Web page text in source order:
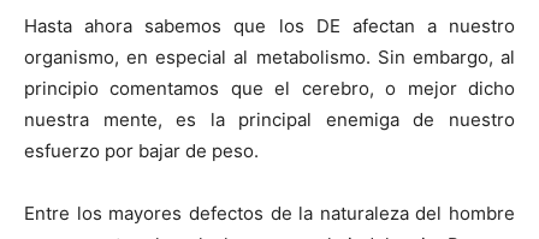
Hasta ahora sabemos que los DE afectan a nuestro
organismo, en especial al metabolismo. Sin embargo, al
principio comentamos que el cerebro, o mejor dicho
nuestra mente, es la principal enemiga de nuestro
esfuerzo por bajar de peso.
Entre los mayores defectos de la naturaleza del hombre